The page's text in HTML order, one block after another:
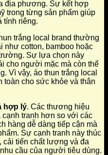
địa phương. Sự kết hợp
trong từng sản phẩm giúp
tính riêng.
trắng local brand thường
như cotton, bamboo hoặc
Sự lựa chọn này
cho người mặc mà còn thể
Vì vậy, áo thun trắng local
toàn cho sức khỏe và thân
hợp lý. Các thương hiệu
tranh hơn so với các
hàng dễ dàng tiếp cận mà
Sự cạnh tranh này thúc
cải tiến chất lượng và đa
cầu của người tiêu dùng.